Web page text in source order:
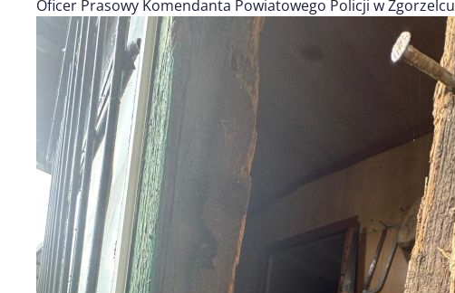
Oficer Prasowy Komendanta Powiatowego Policji w Zgorzelcu